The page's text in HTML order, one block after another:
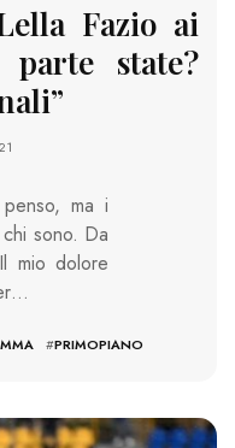
Fazio ai
state?
ma i
sono. Da
mio dolore
#PRIMOPIANO